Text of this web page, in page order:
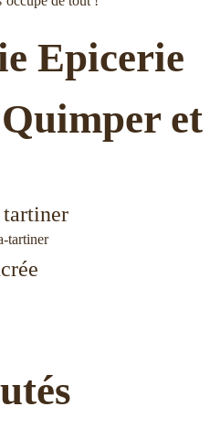
g
a
n
u
Epicerie
et
tartiner